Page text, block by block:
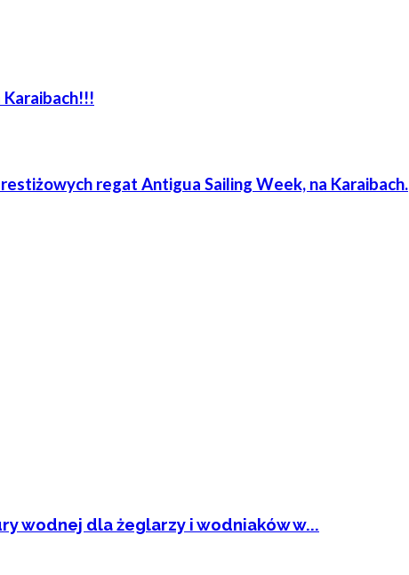
regat Antigua Sailing Week, na Karaibach.
wodnej dla żeglarzy i wodniaków w...